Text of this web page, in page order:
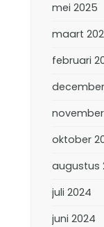
mei 2025
maart
februari
oktober
augustus
juli 2024
juni 2024